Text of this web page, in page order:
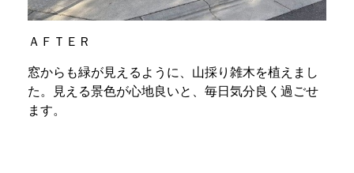
ＡＦＴＥＲ
窓からも緑が見えるように、山採り雑木を植えまし
た。見える景色が心地良いと、毎日気分良く過ごせ
ます。